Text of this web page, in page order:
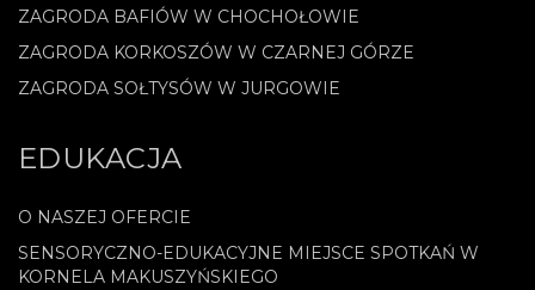
ZAGRODA BAFIÓW W CHOCHOŁOWIE
ZAGRODA KORKOSZÓW W CZARNEJ GÓRZE
ZAGRODA SOŁTYSÓW W JURGOWIE
EDUKACJA
O NASZEJ OFERCIE
SENSORYCZNO-EDUKACYJNE MIEJSCE SPOTKAŃ W
KORNELA MAKUSZYŃSKIEGO